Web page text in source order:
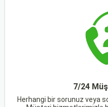
7/24
Herhangi bir sorunuz veya